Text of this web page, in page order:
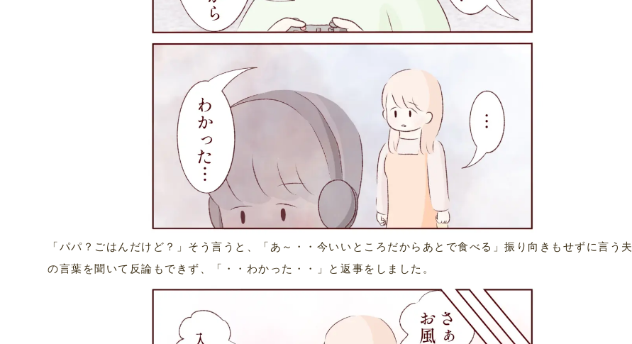
「パパ？ごはんだけど？」そう言うと、「あ～・・今いいところだからあとで食べる」振り向きもせずに言う夫
の言葉を聞いて反論もできず、「・・わかった・・」と返事をしました。